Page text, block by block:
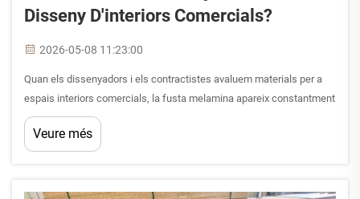
Disseny D'interiors Comercials?
2026-05-08 11:23:00
Quan els dissenyadors i els contractistes avaluem materials per a
espais interiors comercials, la fusta melamina apareix constantment
com una de les opcions preferides. Des de sales d'exposició al detall
i oficines corporatives fins a entorns hotelers i instal·lacions
Veure més